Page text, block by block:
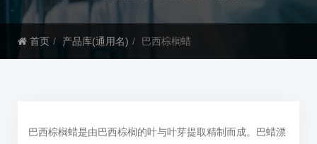
首页 产品库(通用名) 巴西棕榈蜡
巴西棕榈蜡是由巴西棕榈的叶与叶芽提取精制而成。巴蜡漂